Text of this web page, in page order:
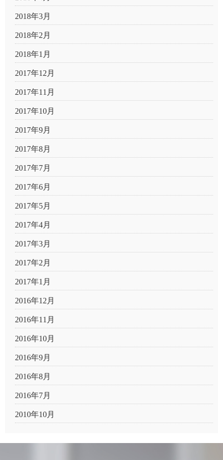
2018年3月
2018年2月
2018年1月
2017年12月
2017年11月
2017年10月
2017年9月
2017年8月
2017年7月
2017年6月
2017年5月
2017年4月
2017年3月
2017年2月
2017年1月
2016年12月
2016年11月
2016年10月
2016年9月
2016年8月
2016年7月
2010年10月